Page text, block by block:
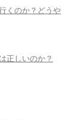
くのか？どうや
正しいのか？